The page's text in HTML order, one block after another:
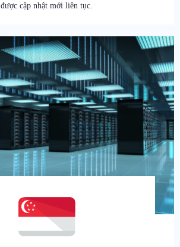
được cập nhật mới liên tục.